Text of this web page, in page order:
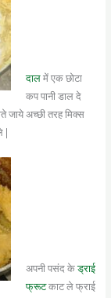
दालमें एक छोटा
कप पानी डाल दे
अच्छी तरह मिक्स
अपनी पसंद केड्राई
फ्रूटकाट ले फ्राई